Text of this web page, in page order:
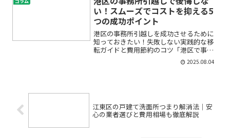
も多いのではないでしょ...
コラム
い！スムーズでコストを抑える5
つの成功ポイント
港区の事務所引越しを成功させるために
知っておきたい！失敗しない実践的な移
転ガイドと費用節約のコツ「港区で事務
所引越しを計画しているけど、どこから
手を付けていいか分からない…」「オフ
2025.08.04
江東区の戸建て洗面所つまり解消法｜安
心の業者選びと費用相場も徹底解説